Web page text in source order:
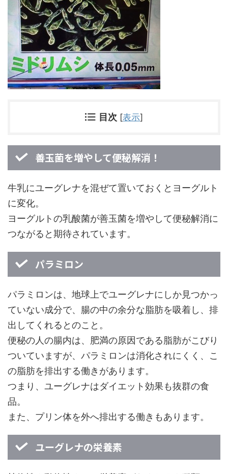
目次 [表示]
善玉菌を増やして便秘解消！
牛乳にユーグレナを混ぜて置いておくとヨーグルト
に変化。
ヨーグルトの乳酸菌が善玉菌を増やして便秘解消に
つながると期待されています。
パラミロン
パラミロンは、地球上でユーグレナにしか見つかっ
ていない成分で、腸の中の余分な脂肪を吸着し、排
出してくれるとのこと。
便秘の人の腸内は、肥満の原因である脂肪がこびり
ついていますが、パラミロンは消化されにくく、こ
の脂肪を排出する働きがあります。
つまり、ユーグレナはダイエット効果も抜群の食
品。
また、プリン体を外へ排出する働きもあります。
ユーグレナの栄養素